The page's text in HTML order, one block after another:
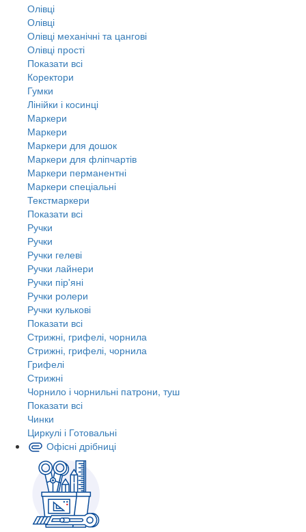
Олівці
Олівці
Олівці механічні та цангові
Олівці прості
Показати всі
Коректори
Гумки
Лінійки і косинці
Маркери
Маркери
Маркери для дошок
Маркери для фліпчартів
Маркери перманентні
Маркери спеціальні
Текстмаркери
Показати всі
Ручки
Ручки
Ручки гелеві
Ручки лайнери
Ручки пір'яні
Ручки ролери
Ручки кулькові
Показати всі
Стрижні, грифелі, чорнила
Стрижні, грифелі, чорнила
Грифелі
Стрижні
Чорнило і чорнильні патрони, туш
Показати всі
Чинки
Циркулі і Готовальні
Офісні дрібниці